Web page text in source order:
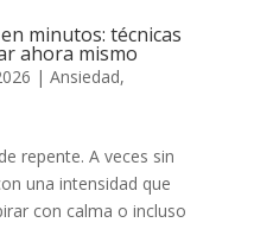
minutos: técnicas
ahora mismo
| Ansiedad,
repente. A veces sin
una intensidad que
con calma o incluso